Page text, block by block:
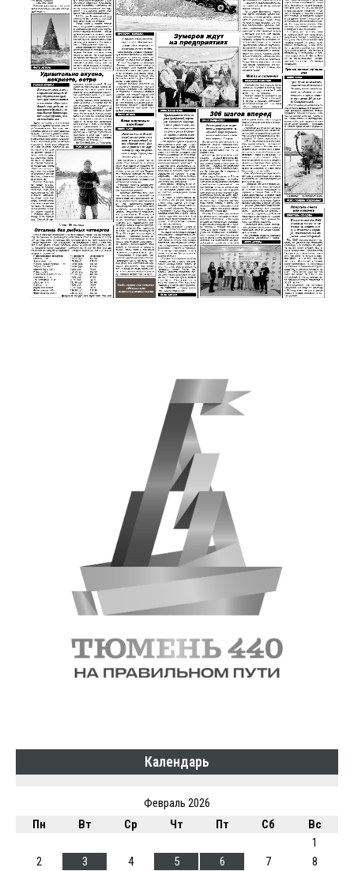
Календарь
Февраль 2026
Пн
Вт Ср Чт Пт Сб
Вс
1
2
3 4 5 6 7
8